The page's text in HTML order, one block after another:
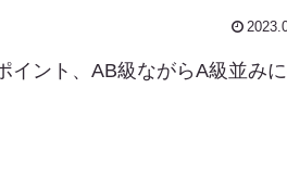
イント、AB級ながらA級並み